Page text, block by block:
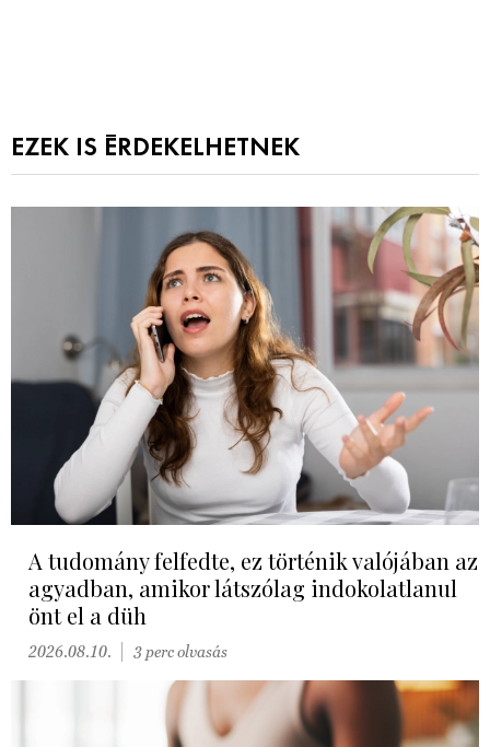
EZEK IS ÉRDEKELHETNEK
A tudomány felfedte, ez történik valójában az
agyadban, amikor látszólag indokolatlanul
önt el a düh
2026.08.10. 3 perc olvasás